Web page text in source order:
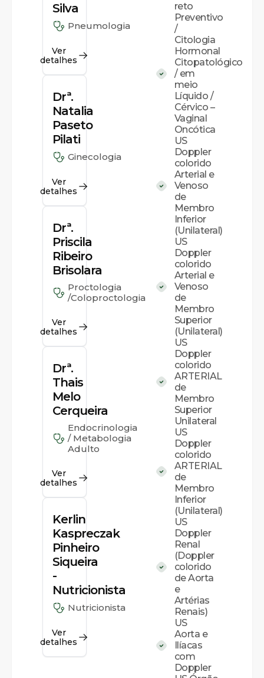
Silva
Pneumologia
Ver
detalhes
Drª.
Natalia
Paseto
Pilati
Ginecologia
Ver
detalhes
Drª.
Priscila
Ribeiro
Brisolara
Proctologia
/Coloproctologia
Ver
detalhes
Drª.
Thais
Melo
Cerqueira
Endocrinologia
/ Metabologia
Adulto
Ver
detalhes
Kerlin
Kaspreczak
Pinheiro
Siqueira
-
Nutricionista
Nutricionista
Ver
detalhes
reto
Preventivo
/
Citologia
Hormonal
Citopatológico
/ em
meio
Líquido /
Cérvico –
Vaginal
Oncótica
US
Doppler
colorido
Arterial e
Venoso
de
Membro
Inferior
(Unilateral)
US
Doppler
colorido
Arterial e
Venoso
de
Membro
Superior
(Unilateral)
US
Doppler
colorido
ARTERIAL
de
Membro
Superior
Unilateral
US
Doppler
colorido
ARTERIAL
de
Membro
Inferior
(Unilateral)
US
Doppler
Renal
(Doppler
colorido
de Aorta
e
Artérias
Renais)
US
Aorta e
Ilíacas
com
Doppler